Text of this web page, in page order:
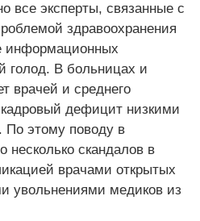
все эксперты, связанные с
здравоохранения
информационных
голод. В больницах и
врачей и среднего
дефицит низкими
По этому поводу в
несколько скандалов в
врачами открытых
увольнениями медиков из